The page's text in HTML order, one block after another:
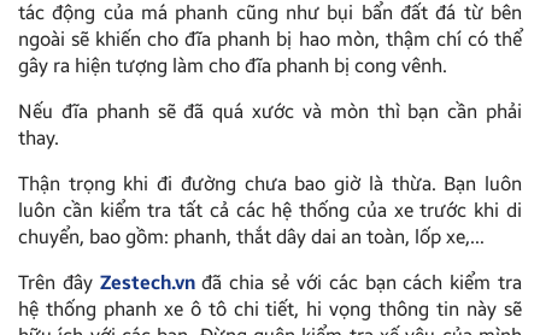
tác động của má phanh cũng như bụi bẩn đất đá từ bên
ngoài sẽ khiến cho đĩa phanh bị hao mòn, thậm chí có thể
gây ra hiện tượng làm cho đĩa phanh bị cong vênh.
Nếu đĩa phanh sẽ đã quá xước và mòn thì bạn cần phải
thay.
Thận trọng khi đi đường chưa bao giờ là thừa. Bạn luôn
luôn cần kiểm tra tất cả các hệ thống của xe trước khi di
chuyển, bao gồm: phanh, thắt dây dai an toàn, lốp xe,…
Trên đây Zestech.vnđã chia sẻ với các bạn cách kiểm tra
hệ thống phanh xe ô tô chi tiết, hi vọng thông tin này sẽ